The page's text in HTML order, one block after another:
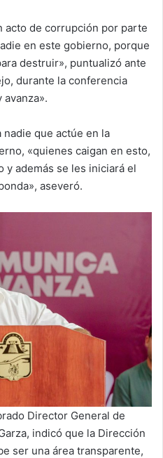
acto de corrupción por parte
en este gobierno, porque
destruir», puntualizó ante
durante la conferencia
avanza».
nadie que actúe en la
«quienes caigan en esto,
y además se les iniciará el
aseveró.
Director General de
indicó que la Dirección
ser una área transparente,